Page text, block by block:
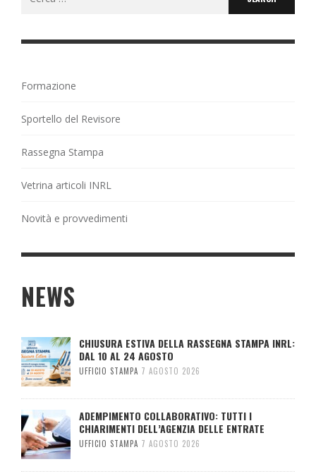
Formazione
Sportello del Revisore
Rassegna Stampa
Vetrina articoli INRL
Novità e provvedimenti
NEWS
CHIUSURA ESTIVA DELLA RASSEGNA STAMPA INRL:
DAL 10 AL 24 AGOSTO
UFFICIO STAMPA 7 AGOSTO 2026
ADEMPIMENTO COLLABORATIVO: TUTTI I
CHIARIMENTI DELL’AGENZIA DELLE ENTRATE
UFFICIO STAMPA 7 AGOSTO 2026